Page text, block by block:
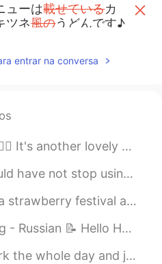
ューは載せているカ
ツネ風のうどんです♪
うどんです♪
と映えかなと思った
てア ップします。
2021.01.25 15:34
ツネ風のうどんです♪
entrar na conversa
sun is shining! I went to the post office an...
I could have using it for YouTube and watchin...
So many different kinds of strawberry desse...
Welcome to my weekly learning of 🇰🇷🇯🇵🇷🇺 ❓Q...
this trending topic in Twitter #cancelkorea. T...